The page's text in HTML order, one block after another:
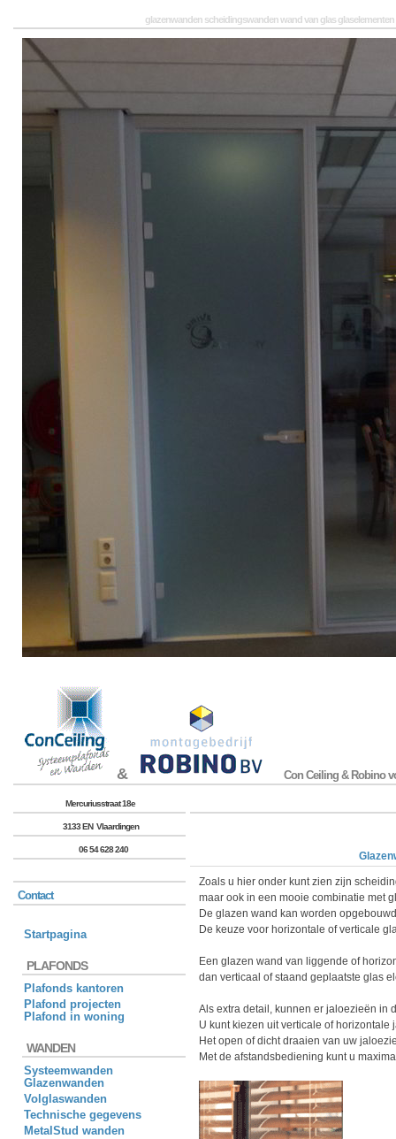
glazenwanden scheidingswanden wand van glas
& Con Ceiling & Robino
Zoals u hier onder kunt zien zijn
maar ook in een mooie combinatie met
De glazen wand kan worden
De keuze voor horizontale of verticale
Een glazen wand van liggende of
dan verticaal of staand geplaatste glas
Als extra detail, kunnen er jaloezieën in
U kunt kiezen uit verticale of
Het open of dicht draaien van uw
Met de afstandsbediening kunt u
Mercuriusstraat 18e
3133 EN Vlaardingen
06 54 628 240
Contact
Startpagina
PLAFONDS
Plafonds kantoren
Plafond projecten
Plafond in woning
WANDEN
Systeemwanden
Glazenwanden
Volglaswanden
Technische gegevens
MetalStud wanden